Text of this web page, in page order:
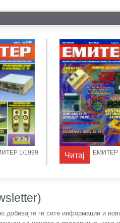
1/1999 Читај ЕМИТЕР
ги сите информации и